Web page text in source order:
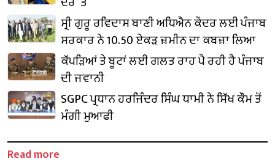
ਸ੍ਰੀ ਗੁਰੂ ਰਵਿਦਾਸ ਬਾਣੀ ਅਧਿਐਨ ਕੇਂਦਰ ਲਈ ਪੰਜਾਬ
ਸਰਕਾਰ ਨੇ 10.50 ਏਕੜ ਜ਼ਮੀਨ ਦਾ ਕਬਜ਼ਾ ਲਿਆ
ਕੱਪੜਿਆਂ ਤੇ ਬੂਟਾਂ ਲਈ ਗਲਤ ਰਾਹ ਪੈ ਰਹੀ ਹੈ ਪੰਜਾਬ
ਦੀ ਜਵਾਨੀ
SGPC ਪ੍ਰਧਾਨ ਹਰਜਿੰਦਰ ਸਿੰਘ ਧਾਮੀ ਨੇ ਸਿੱਖ ਕੌਮ ਤੋਂ
ਮੰਗੀ ਮੁਆਫੀ
Read more